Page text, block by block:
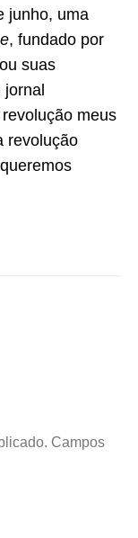
junho, uma
, fundado por
suas
meus
revolução
Campos